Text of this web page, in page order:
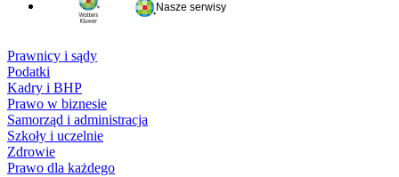
Nasze serwisy
Prawnicy i sądy
Podatki
Kadry i BHP
Prawo w biznesie
Samorząd i administracja
Szkoły i uczelnie
Zdrowie
Prawo dla każdego